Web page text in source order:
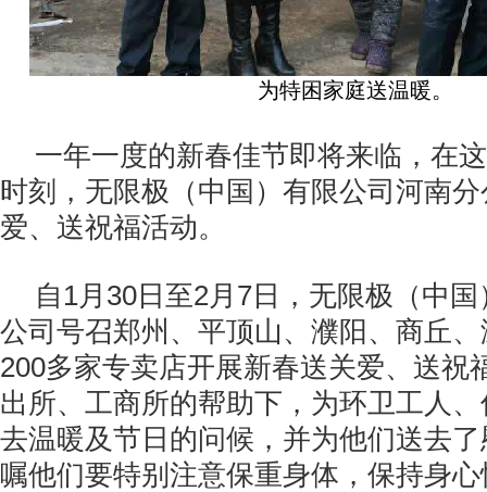
为特困家庭送温暖。
一年一度的新春佳节即将来临，在
时刻，无限极（中国）有限公司河南
爱、送祝福活动。
自 1月 30日至2月 7日，无限极（中
公司号召郑州、平顶山、濮阳、商丘
200多家专卖店开展新春送关爱、送祝
出所、工商所的帮助下，为环卫工人
去温暖及节日的问候，并为他们送去
嘱他们要特别注意保重身体，保持身